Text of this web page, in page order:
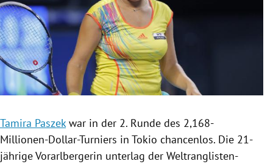
Untermenü
Untermenü
Untermenü
Untermenü
Untermenü
Untermenü
Tamira Paszekwar in der 2. Runde des 2,168-
Millionen-Dollar-Turniers in Tokio chancenlos. Die 21-
jährige Vorarlbergerin unterlag der Weltranglisten-